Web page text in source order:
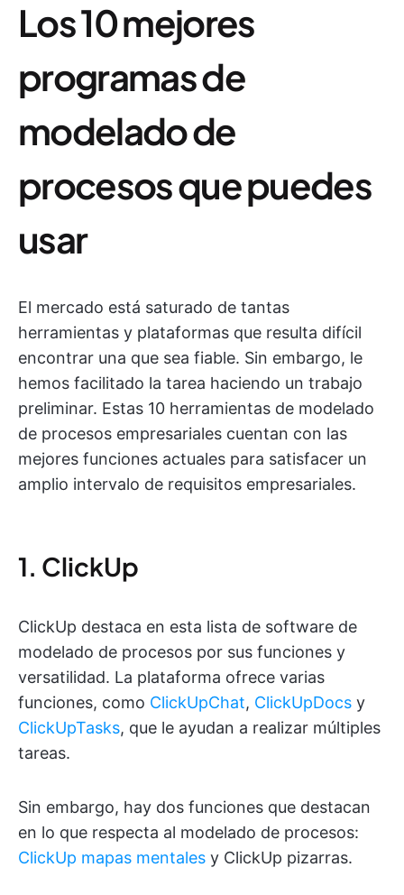
Los 10 mejores
programas de
modelado de
procesos que puedes
usar
El mercado está saturado de tantas
herramientas y plataformas que resulta difícil
encontrar una que sea fiable. Sin embargo, le
hemos facilitado la tarea haciendo un trabajo
preliminar. Estas 10 herramientas de modelado
de procesos empresariales cuentan con las
mejores funciones actuales para satisfacer un
amplio intervalo de requisitos empresariales.
1. ClickUp
ClickUp destaca en esta lista de software de
modelado de procesos por sus funciones y
versatilidad. La plataforma ofrece varias
funciones, como ClickUpChat, ClickUpDocs y
ClickUpTasks, que le ayudan a realizar múltiples
tareas.
Sin embargo, hay dos funciones que destacan
en lo que respecta al modelado de procesos:
ClickUp mapas mentales y ClickUp pizarras.